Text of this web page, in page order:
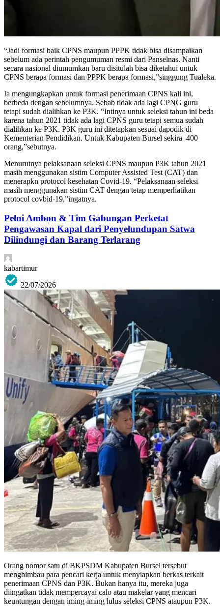
“Jadi formasi baik CPNS maupun PPPK tidak bisa disampaikan
sebelum ada perintah pengumuman resmi dari Panselnas. Nanti
secara nasional diumumkan baru disitulah bisa diketahui untuk
CPNS berapa formasi dan PPPK berapa formasi,”singgung Tualeka.
Ia mengungkapkan untuk formasi penerimaan CPNS kali ini,
berbeda dengan sebelumnya. Sebab tidak ada lagi CPNG guru
tetapi sudah dialihkan ke P3K. “Intinya untuk seleksi tahun ini beda
karena tahun 2021 tidak ada lagi CPNS guru tetapi semua sudah
dialihkan ke P3K. P3K guru ini ditetapkan sesuai dapodik di
Kementerian Pendidikan. Untuk Kabupaten Bursel sekira 400
orang,”sebutnya.
Menurutnya pelaksanaan seleksi CPNS maupun P3K tahun 2021
masih menggunakan sistim Computer Assisted Test (CAT) dan
menerapkn protocol kesehatan Covid-19. “Pelaksanaan seleksi
masih menggunakan sistim CAT dengan tetap memperhatikan
protocol covbid-19,”ingatnya.
Pelni Ambon & Tim Gabungan Perketat
Pengawasan Kapal dari Penyelundupan Satwa
Dilindungi dan Barang Terlarang
kabartimur
22/07/2026
Orang nomor satu di BKPSDM Kabupaten Bursel tersebut
menghimbau para pencari kerja untuk menyiapkan berkas terkait
penerimaan CPNS dan P3K. Bukan hanya itu, mereka juga
diingatkan tidak mempercayai calo atau makelar yang mencari
keuntungan dengan iming-iming lulus seleksi CPNS ataupun P3K.